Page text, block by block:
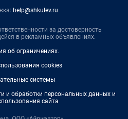
help@shkulev.ru
за достоверность
в рекламных объявлениях.
об ограничениях.
cookies
системы
и обработки персональных данных и
сайта